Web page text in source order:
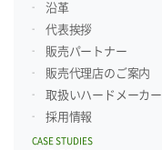
沿革
代表挨拶
販売パートナー
販売代理店のご案内
取扱いハードメーカー
採用情報
CASE STUDIES